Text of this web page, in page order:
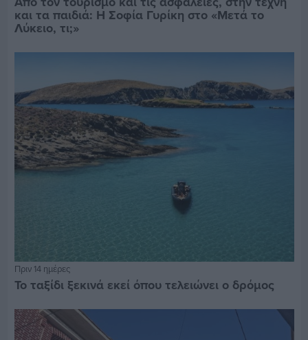
και τα παιδιά: Η Σοφία Γυρίκη στο «Μετά το
Λύκειο, τι;»
Πριν 14 ημέρες
Το ταξίδι ξεκινά εκεί όπου τελειώνει ο δρόμος